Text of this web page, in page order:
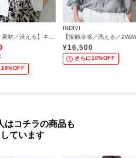
【さらっと素材／洗える】キカレースブラウス
10%OFF
INDIVI
¥16,500
さらに10%OFF
はコチラの商品も
ています